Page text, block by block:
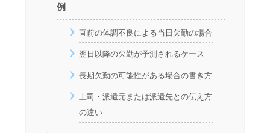
例
直前の体調不良による当日欠勤の場合
翌日以降の欠勤が予測されるケース
長期欠勤の可能性がある場合の書き方
上司・派遣元または派遣先との伝え方
の違い